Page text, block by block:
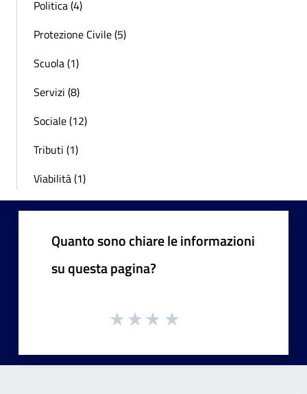
Politica (4)
Protezione Civile (5)
Scuola (1)
Servizi (8)
Sociale (12)
Tributi (1)
Viabilità (1)
Quanto sono chiare le informazioni
su questa pagina?